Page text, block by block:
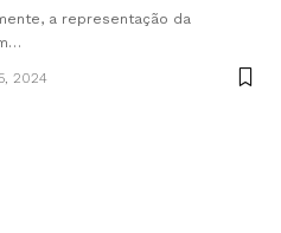
a representação da
2024